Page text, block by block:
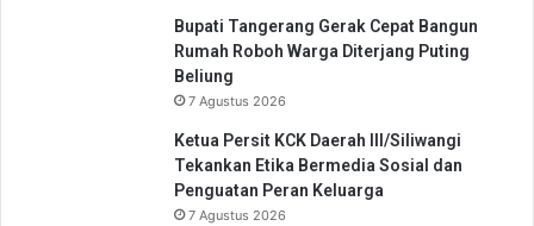
Bupati Tangerang Gerak Cepat Bangun
Rumah Roboh Warga Diterjang Puting
Beliung
7 Agustus 2026
Ketua Persit KCK Daerah III/Siliwangi
Tekankan Etika Bermedia Sosial dan
Penguatan Peran Keluarga
7 Agustus 2026